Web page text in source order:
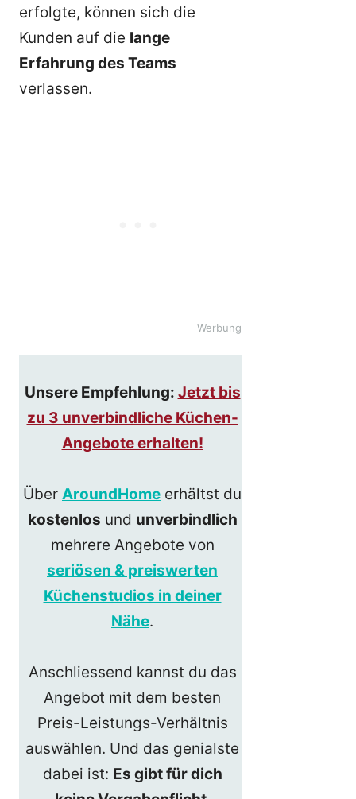
erfolgte, können sich die
Kunden auf die lange
Erfahrung des Teams
verlassen.
Werbung
Unsere Empfehlung: Jetzt bis
zu 3 unverbindliche Küchen-
Angebote erhalten!
Über AroundHome erhältst du
kostenlos und unverbindlich
mehrere Angebote von
seriösen & preiswerten
Küchenstudios in deiner
Nähe.
Anschliessend kannst du das
Angebot mit dem besten
Preis-Leistungs-Verhältnis
auswählen. Und das genialste
dabei ist: Es gibt für dich